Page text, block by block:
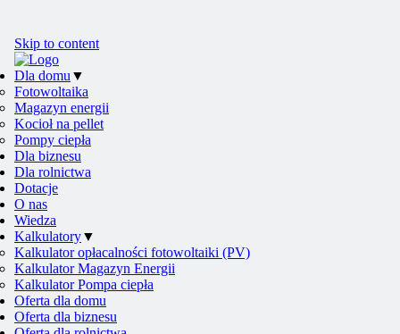
Skip to content
Dla domu ▼
Fotowoltaika
Magazyn energii
Kocioł na pellet
Pompy ciepła
Dla biznesu
Dla rolnictwa
Dotacje
O nas
Wiedza
Kalkulatory▼
Kalkulator opłacalności fotowoltaiki (PV)
Kalkulator Magazyn Energii
Kalkulator Pompa ciepła
Oferta dla domu
Oferta dla biznesu